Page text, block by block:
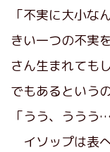
「不実に大小な
きい一つの不実
さん生まれても
でもあるという
「うう、ううう
イソップは表